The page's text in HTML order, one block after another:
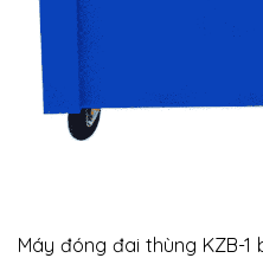
Máy đóng đai thùng KZB-